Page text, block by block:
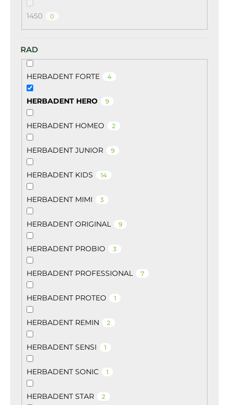
1450 0
RAD
HERBADENT FORTE 4
HERBADENT HERO 9
HERBADENT HOMEO 2
HERBADENT JUNIOR 9
HERBADENT KIDS 14
HERBADENT MIMI 3
HERBADENT ORIGINAL 9
HERBADENT PROBIO 3
HERBADENT PROFESSIONAL 7
HERBADENT PROTEO 1
HERBADENT REMIN 2
HERBADENT SENSI 1
HERBADENT SONIC 1
HERBADENT STAR 2